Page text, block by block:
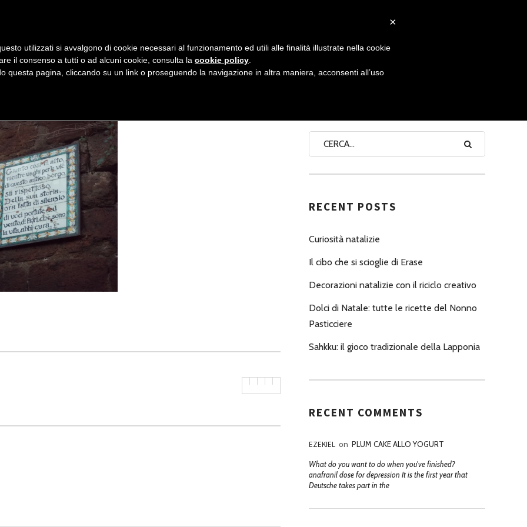
A
V
G
A
Z
I
O
N
E
P
R
C
NONNO PASTICCIERE
RECENT POSTS
Curiosità natalizie
Il cibo che si scioglie di Erase
Decorazioni natalizie con il riciclo creativo
Dolci di Natale: tutte le ricette del Nonno
Pasticciere
Sahkku: il gioco tradizionale della Lapponia
RECENT COMMENTS
EZEKIEL on PLUM CAKE ALLO YOGURT
What do you want to do when you've finished?
anafranil dose for depression It is the first year that
Deutsche takes part in the
×
utilizzati si avvalgono di cookie necessari al funzionamento ed utili alle finalità illustrate nella cookie
il consenso a tutti o ad alcuni cookie, consulta la cookie policy
questa pagina, cliccando su un link o proseguendo la navigazione in altra maniera, acconsenti all’uso